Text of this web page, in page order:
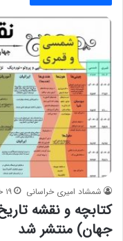
شمشاد امیری خراسانی ۱۹ خرداد ۱۳۹۵
کتابچه و نقشه
جهان) منتشر شد